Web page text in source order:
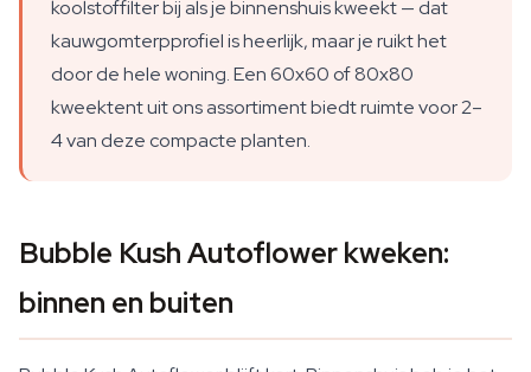
koolstoffilter bij als je binnenshuis kweekt — dat
kauwgomterpprofiel is heerlijk, maar je ruikt het
door de hele woning. Een 60x60 of 80x80
kweektent uit ons assortiment biedt ruimte voor 2–
4 van deze compacte planten.
Bubble Kush Autoflower kweken:
binnen en buiten